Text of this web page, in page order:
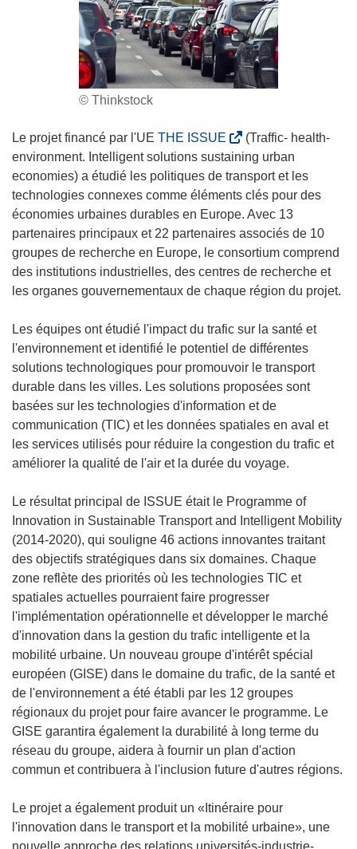
© Thinkstock
Le projet financé par l'UE THE ISSUE
s
’
o
u
v
r
e
d
n
s
u
n
e
n
o
u
e
l
l
e
f
e
n
ê
t
r
e
)
(Traffic- health-
environment. Intelligent solutions sustaining urban
economies) a étudié les politiques de transport et les
technologies connexes comme éléments clés pour des
économies urbaines durables en Europe. Avec 13
partenaires principaux et 22 partenaires associés de 10
groupes de recherche en Europe, le consortium comprend
des institutions industrielles, des centres de recherche et
les organes gouvernementaux de chaque région du projet.
Les équipes ont étudié l'impact du trafic sur la santé et
l'environnement et identifié le potentiel de différentes
solutions technologiques pour promouvoir le transport
durable dans les villes. Les solutions proposées sont
basées sur les technologies d'information et de
communication (TIC) et les données spatiales en aval et
les services utilisés pour réduire la congestion du trafic et
améliorer la qualité de l'air et la durée du voyage.
Le résultat principal de ISSUE était le Programme of
Innovation in Sustainable Transport and Intelligent Mobility
(2014-2020), qui souligne 46 actions innovantes traitant
des objectifs stratégiques dans six domaines. Chaque
zone reflète des priorités où les technologies TIC et
spatiales actuelles pourraient faire progresser
l'implémentation opérationnelle et développer le marché
d'innovation dans la gestion du trafic intelligente et la
mobilité urbaine. Un nouveau groupe d'intérêt spécial
européen (GISE) dans le domaine du trafic, de la santé et
de l'environnement a été établi par les 12 groupes
régionaux du projet pour faire avancer le programme. Le
GISE garantira également la durabilité à long terme du
réseau du groupe, aidera à fournir un plan d'action
commun et contribuera à l'inclusion future d'autres régions.
Le projet a également produit un «Itinéraire pour
l'innovation dans le transport et la mobilité urbaine», une
nouvelle approche des relations universités-industrie-